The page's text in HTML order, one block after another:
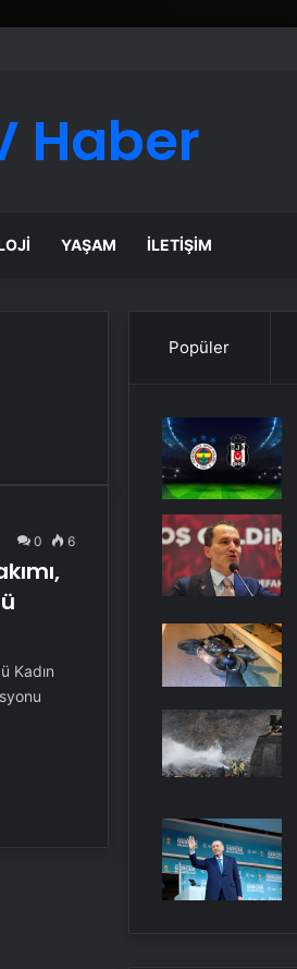
Haber
YAŞAM İLETIŞIM
0 6
Kadın
Popüler